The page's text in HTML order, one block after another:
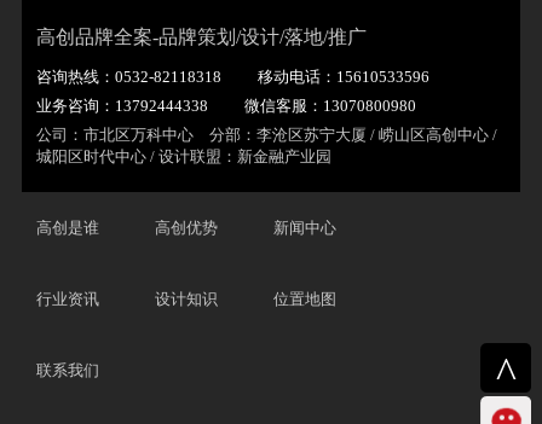
高创品牌全案-品牌策划/设计/落地/推广
咨询热线：0532-82118318
移动电话：15610533596
业务咨询：13792444338
微信客服：13070800980
公司：市北区万科中心 分部：李沧区苏宁大厦 / 崂山区高创中心 /
城阳区时代中心 / 设计联盟：新金融产业园
高创是谁 高创优势 新闻中心
行业资讯 设计知识 位置地图
联系我们 ^